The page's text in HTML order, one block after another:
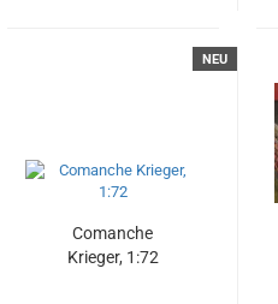
NEU
Comanche
Krieger, 1:72